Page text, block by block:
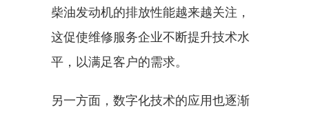
柴油发动机的排放性能越来越关注，
这促使维修服务企业不断提升技术水
平，以满足客户的需求。
另一方面，数字化技术的应用也逐渐